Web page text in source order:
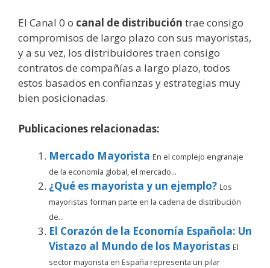
El Canal 0 o canal de distribución trae consigo
compromisos de largo plazo con sus mayoristas,
y a su vez, los distribuidores traen consigo
contratos de compañías a largo plazo, todos
estos basados en confianzas y estrategias muy
bien posicionadas.
Publicaciones relacionadas:
Mercado Mayorista En el complejo engranaje
de la economía global, el mercado...
¿Qué es mayorista y un ejemplo? Los
mayoristas forman parte en la cadena de distribución
de...
El Corazón de la Economía Española: Un
Vistazo al Mundo de los Mayoristas El
sector mayorista en España representa un pilar